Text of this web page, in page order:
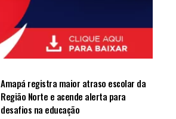
Amapá registra maior atraso escolar da
Região Norte e acende alerta para
desafios na educação